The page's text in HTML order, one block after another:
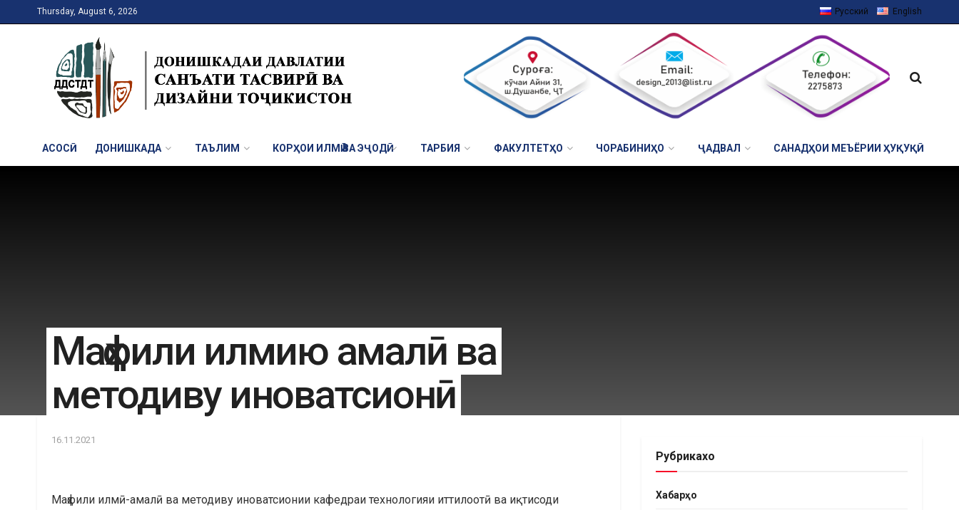
Thursday, August 6, 2026 Русский English
АСОСӢ ДОНИШКАДА ТАЪЛИМ КОРҲОИ ИЛМӢ ВА ЭҶОДӢ ТАРБИЯ ФАКУЛТЕТҲО ЧОРАБИНИҲО ҶАДВАЛ САНАДҲОИ МЕЪЁРИИ ҲУҚУҚӢ
Маҳфили илмию амалӣ ва
методиву иноватсионӣ
16.11.2021
Маҳфили илмӣ-амалӣ ва методиву иноватсионии кафедраи технологияи иттилоотӣ ва иқтисоди
Рубрикахо
Хабарҳо